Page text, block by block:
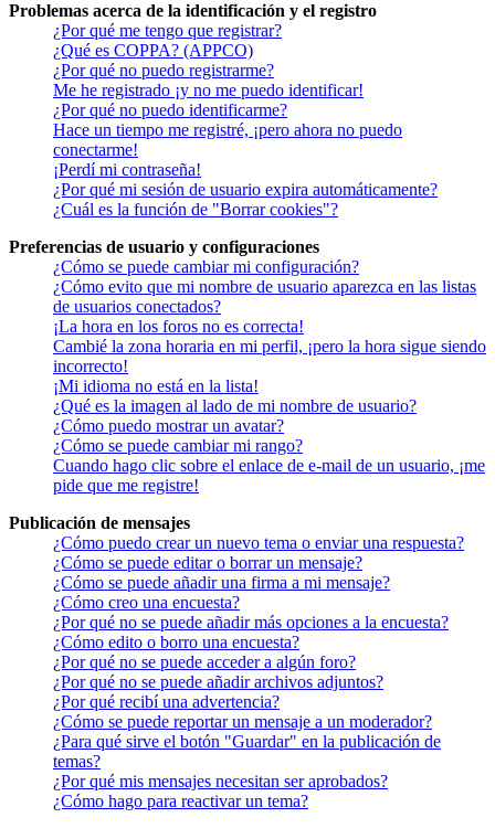
Problemas acerca de la identificación y el registro
¿Por qué me tengo que registrar?
¿Qué es COPPA? (APPCO)
¿Por qué no puedo registrarme?
Me he registrado ¡y no me puedo identificar!
¿Por qué no puedo identificarme?
Hace un tiempo me registré, ¡pero ahora no puedo
conectarme!
¡Perdí mi contraseña!
¿Por qué mi sesión de usuario expira automáticamente?
¿Cuál es la función de "Borrar cookies"?
Preferencias de usuario y configuraciones
¿Cómo se puede cambiar mi configuración?
¿Cómo evito que mi nombre de usuario aparezca en las listas
de usuarios conectados?
¡La hora en los foros no es correcta!
Cambié la zona horaria en mi perfil, ¡pero la hora sigue siendo
incorrecto!
¡Mi idioma no está en la lista!
¿Qué es la imagen al lado de mi nombre de usuario?
¿Cómo puedo mostrar un avatar?
¿Cómo se puede cambiar mi rango?
Cuando hago clic sobre el enlace de e-mail de un usuario, ¡me
pide que me registre!
Publicación de mensajes
¿Cómo puedo crear un nuevo tema o enviar una respuesta?
¿Cómo se puede editar o borrar un mensaje?
¿Cómo se puede añadir una firma a mi mensaje?
¿Cómo creo una encuesta?
¿Por qué no se puede añadir más opciones a la encuesta?
¿Cómo edito o borro una encuesta?
¿Por qué no se puede acceder a algún foro?
¿Por qué no se puede añadir archivos adjuntos?
¿Por qué recibí una advertencia?
¿Cómo se puede reportar un mensaje a un moderador?
¿Para qué sirve el botón "Guardar" en la publicación de
temas?
¿Por qué mis mensajes necesitan ser aprobados?
¿Cómo hago para reactivar un tema?